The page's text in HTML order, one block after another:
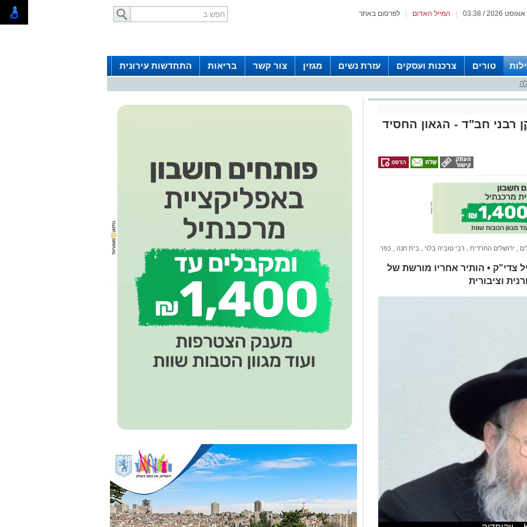
לפרסום באתר המייל האדום
טורים צרכנות ועסקים עזרת נשים מגזין צור קשר בריאות התחדשות עירונית
רבני חב"ד - הגאון החסיד
ירושלים החרדית רבי טוביה בלוי בית חנה
כפר
צדי"ק • הותיר אחריו מורשת של
וציבורית